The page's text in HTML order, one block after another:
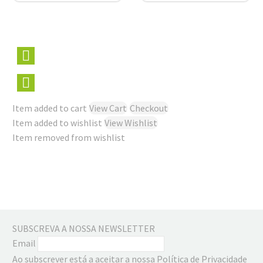
Item added to cart View Cart Checkout
Item added to wishlist View Wishlist
Item removed from wishlist
SUBSCREVA A NOSSA NEWSLETTER
Email
Ao subscrever está a aceitar a nossa Política de Privacidade